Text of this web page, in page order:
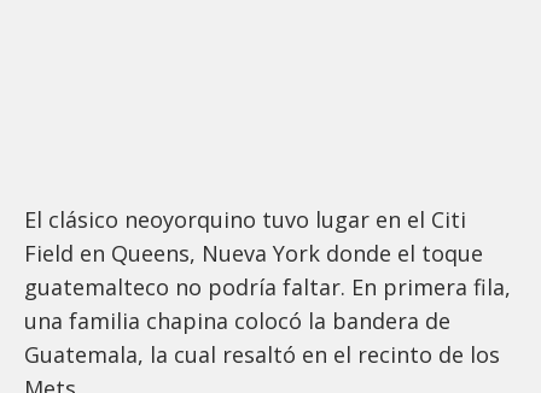
El clásico neoyorquino tuvo lugar en el Citi
Field en Queens, Nueva York donde el toque
guatemalteco no podría faltar. En primera fila,
una familia chapina colocó la bandera de
Guatemala, la cual resaltó en el recinto de los